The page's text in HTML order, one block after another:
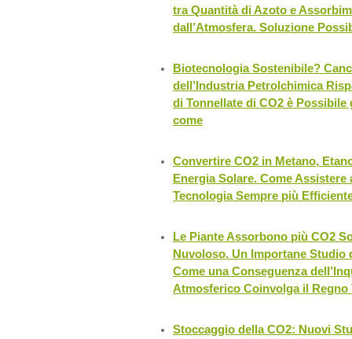
tra Quantità di Azoto e
dall’Atmosfera. Soluzione
Biotecnologia Sostenibile?
dell’Industria Petrolchimica
di Tonnellate di CO2 è Possibile
come
Convertire CO2 in Metano,
Energia Solare. Come Assistere
Tecnologia Sempre più
Le Piante Assorbono più CO2
Nuvoloso. Un Importane Studio
Come una Conseguenza
Atmosferico Coinvolga il Regno
Stoccaggio della CO2: Nuovi